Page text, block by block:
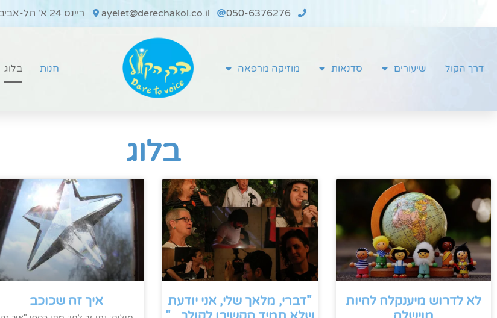
050-6376276
ayelet@derechakol.co.il ריינס 24 א' תל-אביב
דרך הקול שיעורים סדנאות מוזיקה מרפאה חנות בלוג
בלוג
לא לדרוש מיענקלה להיות
"דברי, מלאך שלי, אני יודעת
איך זה שכוכב